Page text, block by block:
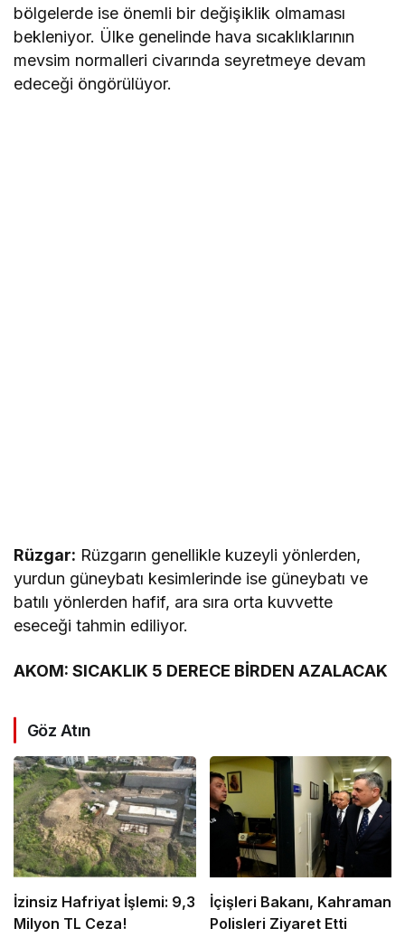
bölgelerde ise önemli bir değişiklik olmaması
bekleniyor. Ülke genelinde hava sıcaklıklarının
mevsim normalleri civarında seyretmeye devam
edeceği öngörülüyor.
Rüzgar: Rüzgarın genellikle kuzeyli yönlerden,
yurdun güneybatı kesimlerinde ise güneybatı ve
batılı yönlerden hafif, ara sıra orta kuvvette
eseceği tahmin ediliyor.
AKOM: SICAKLIK 5 DERECE BİRDEN AZALACAK
Göz Atın
İzinsiz Hafriyat İşlemi: 9,3
Milyon TL Ceza!
İçişleri Bakanı, Kahraman
Polisleri Ziyaret Etti